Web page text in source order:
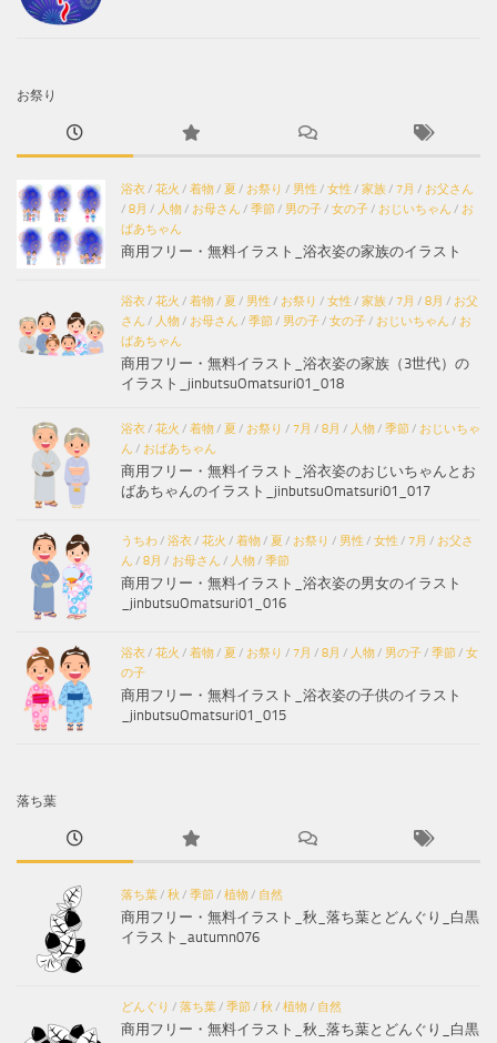
お祭り
浴衣/ 花火 / 着物/ 夏 / お祭り / 男性 / 女性 / 家族/ 7月 / お父さん
/ 8月 / 人物/ お母さん / 季節/ 男の子/ 女の子/ おじいちゃん / お
ばあちゃん
商用フリー・無料イラスト_浴衣姿の家族のイラスト
浴衣/ 花火 / 着物/ 夏 / 男性 / お祭り / 女性 / 家族/ 7月 / 8月 / お父
さん / 人物/ お母さん / 季節/ 男の子/ 女の子/ おじいちゃん / お
ばあちゃん
商用フリー・無料イラスト_浴衣姿の家族（3世代）の
イラスト_jinbutsuOmatsuri01_018
浴衣/ 花火 / 着物/ 夏 / お祭り / 7月 / 8月 / 人物/ 季節/ おじいちゃ
ん / おばあちゃん
商用フリー・無料イラスト_浴衣姿のおじいちゃんとお
ばあちゃんのイラスト_jinbutsuOmatsuri01_017
うちわ/ 浴衣/ 花火 / 着物/ 夏 / お祭り / 男性 / 女性 / 7月 / お父さ
ん / 8月 / お母さん / 人物/ 季節
商用フリー・無料イラスト_浴衣姿の男女のイラスト
_jinbutsuOmatsuri01_016
浴衣/ 花火 / 着物/ 夏 / お祭り / 7月 / 8月 / 人物/ 男の子/ 季節/ 女
の子
商用フリー・無料イラスト_浴衣姿の子供のイラスト
_jinbutsuOmatsuri01_015
落ち葉
落ち葉/ 秋 / 季節/ 植物/ 自然
商用フリー・無料イラスト_秋_落ち葉とどんぐり_白黒
イラスト_autumn076
どんぐり / 落ち葉/ 季節/ 秋 / 植物/ 自然
商用フリー・無料イラスト_秋_落ち葉とどんぐり_白黒